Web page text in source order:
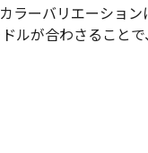
ラーバリエーショ
ルが合わさること